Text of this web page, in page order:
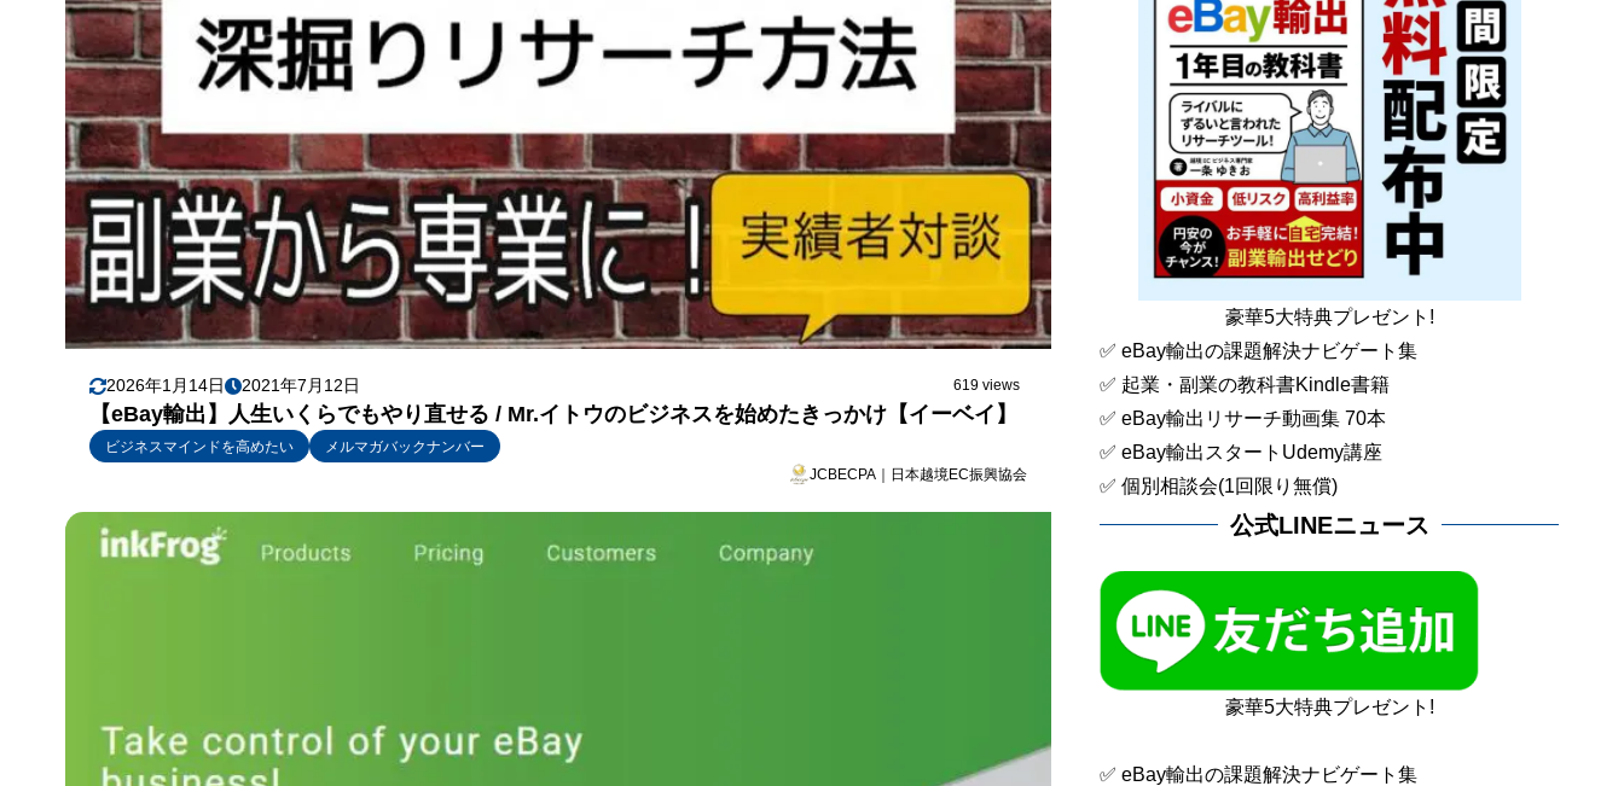
2026年1月14日 2021年7月12日 619 views
【eBay輸出】人生いくらでもやり直せる / Mr.イトウのビジネスを始めたきっかけ【イーベイ】
ビジネスマインドを高めたい
メルマガバックナンバー
JCBECPA｜日本越境EC振興協会
豪華5大特典プレゼント!
✅ eBay輸出の課題解決ナビゲート集
✅ 起業・副業の教科書Kindle書籍
✅ eBay輸出リサーチ動画集 70本
✅ eBay輸出スタートUdemy講座
✅ 個別相談会(1回限り無償)
公式LINEニュース
豪華5大特典プレゼント!
✅ eBay輸出の課題解決ナビゲート集